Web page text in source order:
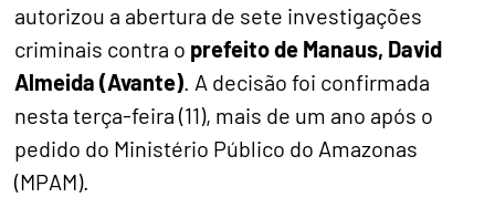
autorizou a abertura de sete investigações
criminais contra o prefeito de Manaus, David
Almeida (Avante) . A decisão foi confirmada
nesta terça-feira (11), mais de um ano após o
pedido do Ministério Público do Amazonas
(MPAM).